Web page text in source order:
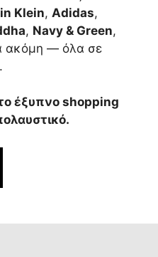
Klein, Adidas,
, Navy & Green,
ακόμη — όλα σε
έξυπνο shopping